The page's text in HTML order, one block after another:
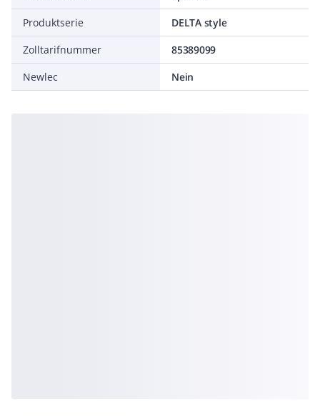
Produktserie
DELTA style
Zolltarifnummer
85389099
Newlec
Nein